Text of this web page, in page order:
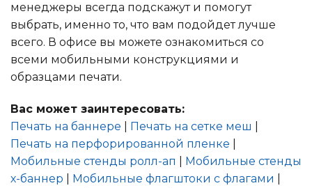
менеджеры всегда подскажут и помогут
выбрать, именно то, что вам подойдет лучше
всего. В офисе вы можете ознакомиться со
всеми мобильными конструкциями и
образцами печати.
Вас может заинтересовать:
Печать на баннере
Печать на сетке меш
Печать на перфорированной пленке
Мобильные стенды ролл-ап
Мобильные стенды
х-баннер
Мобильные флагштоки с флагами